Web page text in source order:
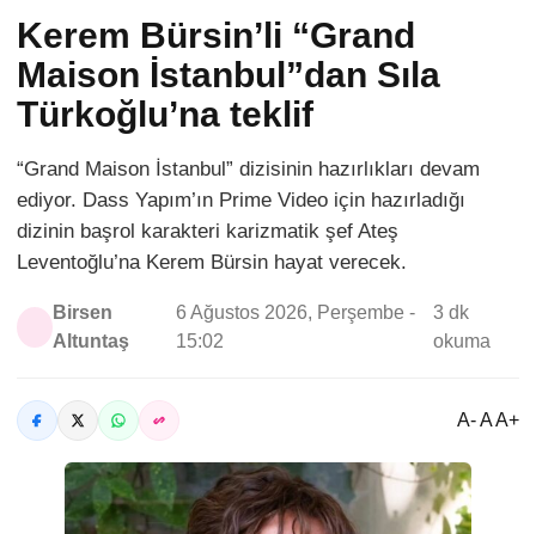
Kerem Bürsin’li “Grand
Maison İstanbul”dan Sıla
Türkoğlu’na teklif
“Grand Maison İstanbul” dizisinin hazırlıkları devam
ediyor. Dass Yapım’ın Prime Video için hazırladığı
dizinin başrol karakteri karizmatik şef Ateş
Leventoğlu’na Kerem Bürsin hayat verecek.
Birsen
Altuntaş
6 Ağustos 2026, Perşembe -
15:02
3 dk
okuma
A- A A+